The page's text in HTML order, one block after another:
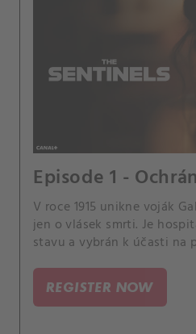
Episode 1 -
V roce 1915 unikne voják
jen o vlásek smrti. Je
stavu a vybrán k účasti na
Mirreaua.
REGISTER NOW